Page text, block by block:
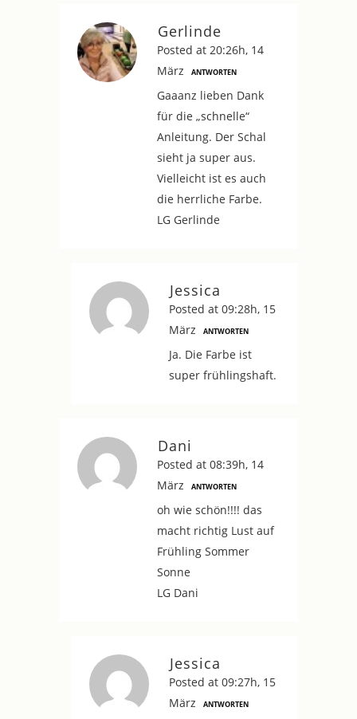
Gerlinde
Posted at 20:26h, 14
März
ANTWORTEN
Gaaanz lieben Dank
für die „schnelle“
Anleitung. Der Schal
sieht ja super aus.
Vielleicht ist es auch
die herrliche Farbe.
LG Gerlinde
Jessica
Posted at 09:28h, 15
März
ANTWORTEN
Ja. Die Farbe ist
super frühlingshaft.
Dani
Posted at 08:39h, 14
März
ANTWORTEN
oh wie schön!!!! das
macht richtig Lust auf
Frühling Sommer
Sonne
LG Dani
Jessica
Posted at 09:27h, 15
März
ANTWORTEN